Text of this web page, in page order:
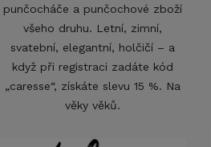
punčocháče a punčochové zboží
všeho druhu. Letní, zimní,
svatební, elegantní, holčičí – a
když při registraci zadáte kód
„caresse“, získáte slevu 15 %. Na
věky věků.